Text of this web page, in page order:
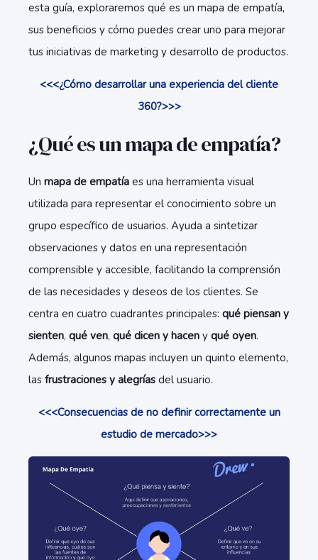
esta guía, exploraremos qué es un mapa de empatía,
sus beneficios y cómo puedes crear uno para mejorar
tus iniciativas de marketing y desarrollo de productos.
<<<¿Cómo desarrollar una experiencia del cliente
360?>>>
¿Qué es un mapa de empatía?
Un mapa de empatía es una herramienta visual
utilizada para representar el conocimiento sobre un
grupo específico de usuarios. Ayuda a sintetizar
observaciones y datos en una representación
comprensible y accesible, facilitando la comprensión
de las necesidades y deseos de los clientes. Se
centra en cuatro cuadrantes principales: qué piensan y
sienten, qué ven, qué dicen y hacen y qué oyen.
Además, algunos mapas incluyen un quinto elemento,
las frustraciones y alegrías del usuario.
<<<Consecuencias de no definir correctamente un
estudio de mercado>>>